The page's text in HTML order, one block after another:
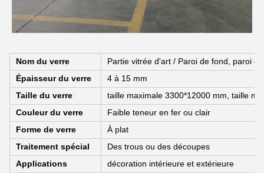
Nom du verre
Partie vitrée d'art / Paroi de fond, paroi
Épaisseur du verre
4 à 15 mm
Taille du verre
taille maximale 3300*12000 mm, taille
Couleur du verre
Faible teneur en fer ou clair
Forme de verre
À plat
Traitement spécial
Des trous ou des découpes
Applications
décoration intérieure et extérieure